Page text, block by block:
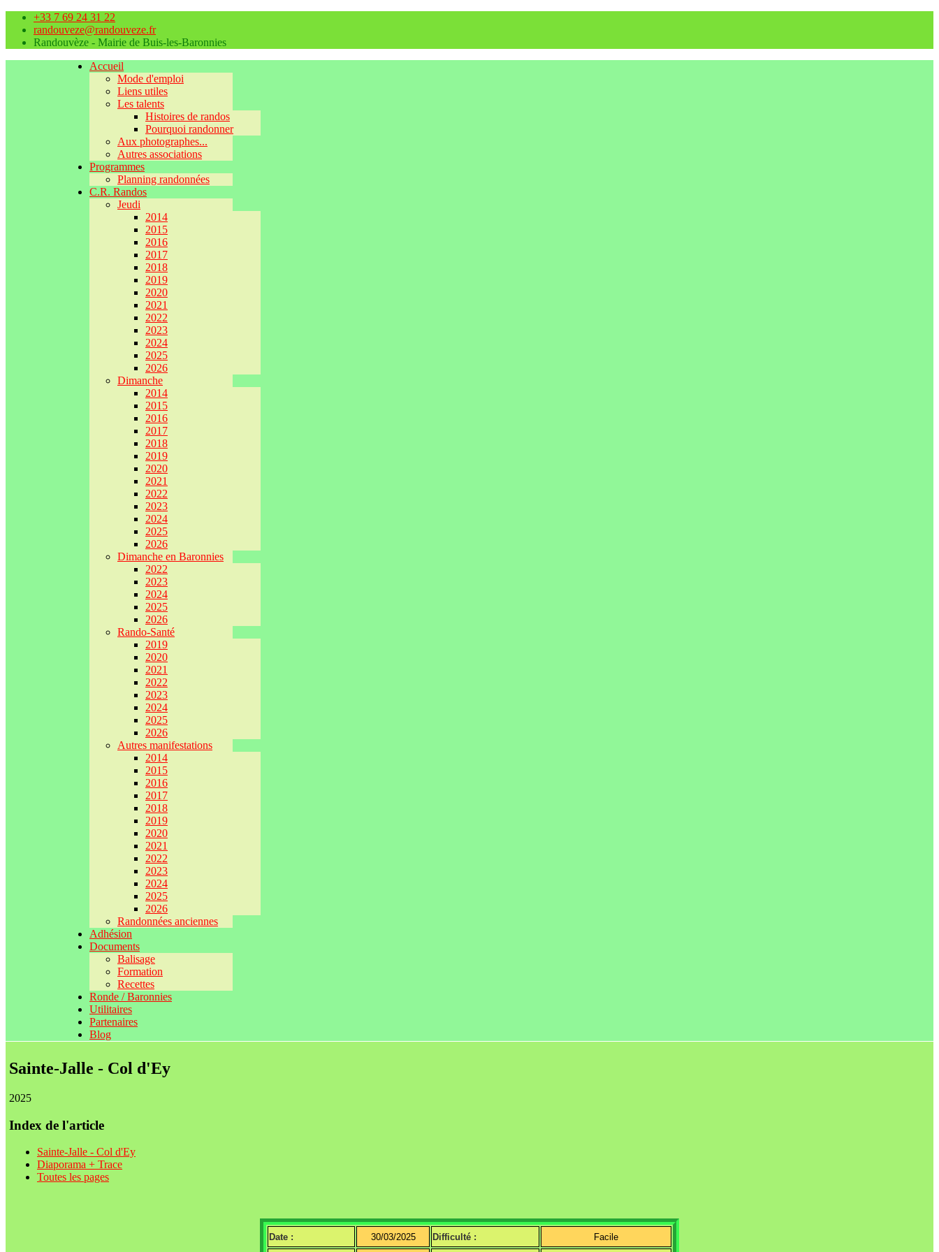
+33 7 69 24 31 22
randouveze@randouveze.fr
Randouvèze - Mairie de Buis-les-Baronnies
Accueil
Mode d'emploi
Liens utiles
Les talents
Histoires de randos
Pourquoi randonner
Aux photographes...
Autres associations
Programmes
Planning randonnées
C.R. Randos
Jeudi
2014
2015
2016
2017
2018
2019
2020
2021
2022
2023
2024
2025
2026
Dimanche
2014
2015
2016
2017
2018
2019
2020
2021
2022
2023
2024
2025
2026
Dimanche en Baronnies
2022
2023
2024
2025
2026
Rando-Santé
2019
2020
2021
2022
2023
2024
2025
2026
Autres manifestations
2014
2015
2016
2017
2018
2019
2020
2021
2022
2023
2024
2025
2026
Randonnées anciennes
Adhésion
Documents
Balisage
Formation
Recettes
Ronde / Baronnies
Utilitaires
Partenaires
Blog
Sainte-Jalle - Col d'Ey
2025
Index de l'article
Sainte-Jalle - Col d'Ey
Diaporama + Trace
Toutes les pages
Date : 30/03/2025 Difficulté : Facile